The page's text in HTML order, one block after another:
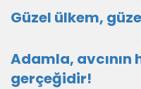
Güzel ülkem,
Adamla,
gerçeğidir!